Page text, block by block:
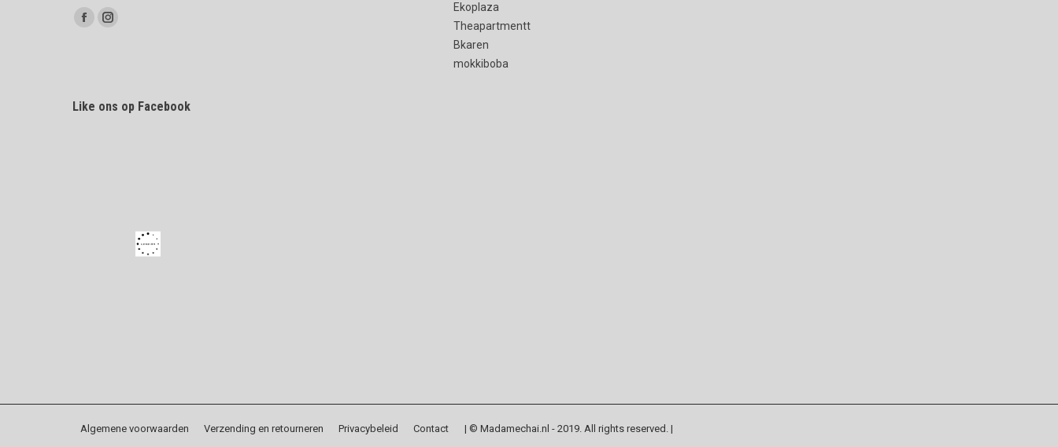
Vind ons op:
Facebook
new
Instagram
new
Ekoplaza
Theapartmentt
Bkaren
mokkiboba
Like ons op Facebook
Algemene voorwaarden Verzending en retourneren Privacybeleid Contact | © Madamechai.nl - 2019. All rights reserved. |